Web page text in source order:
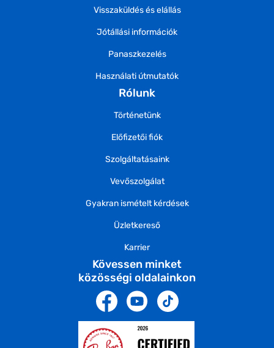
Visszaküldés és elállás
Jótállási információk
Panaszkezelés
Használati útmutatók
Rólunk
Történetünk
Előfizetői fiók
Szolgáltatásaink
Vevőszolgálat
Gyakran ismételt kérdések
Üzletkereső
Karrier
Kövessen minket
közösségi oldalainkon